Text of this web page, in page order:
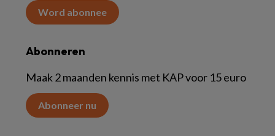
Word abonnee
Abonneren
Maak 2 maanden kennis met KAP voor 15 euro
Abonneer nu